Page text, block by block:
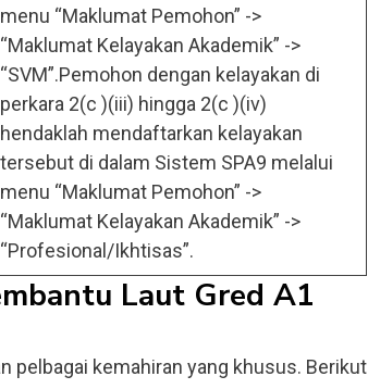
menu “Maklumat Pemohon” ->
“Maklumat Kelayakan Akademik” ->
“SVM”.Pemohon dengan kelayakan di
perkara 2(c )(iii) hingga 2(c )(iv)
hendaklah mendaftarkan kelayakan
tersebut di dalam Sistem SPA9 melalui
menu “Maklumat Pemohon” ->
“Maklumat Kelayakan Akademik” ->
“Profesional/Ikhtisas”.
Laut Gred A1
pelbagai kemahiran yang khusus. Berikut